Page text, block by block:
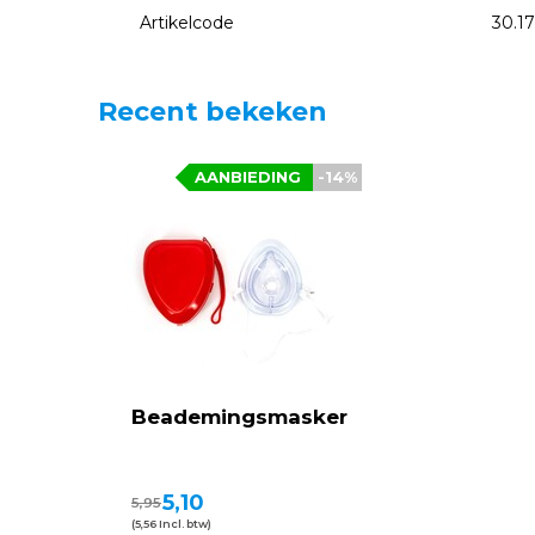
Artikelcode
Recent bekeken
Beademingsmasker
-14%
AANBIEDING
5,955,10
(5,56 Incl. btw)